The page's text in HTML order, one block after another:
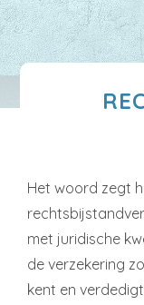
Het woord zegt
met juridische
de verzekering
kent en